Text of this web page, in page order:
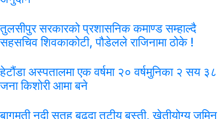
तुलसीपुर सरकारको प्रशासनिक कमाण्ड सम्हाल्दै
सहसचिव शिवकाकोटी, पौडेलले राजिनामा ठोके !
हेटौंडा अस्पतालमा एक वर्षमा २० वर्षमुनिका २ सय ३८
जना किशोरी आमा बने
बागमती नदी सतह बढ्दा तटीय बस्ती, खेतीयोग्य जमिन